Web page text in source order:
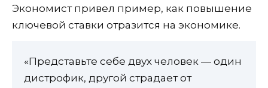
Экономист привел пример, как повышение
ключевой ставки отразится на экономике.
«Представьте себе двух человек — один
дистрофик, другой страдает от